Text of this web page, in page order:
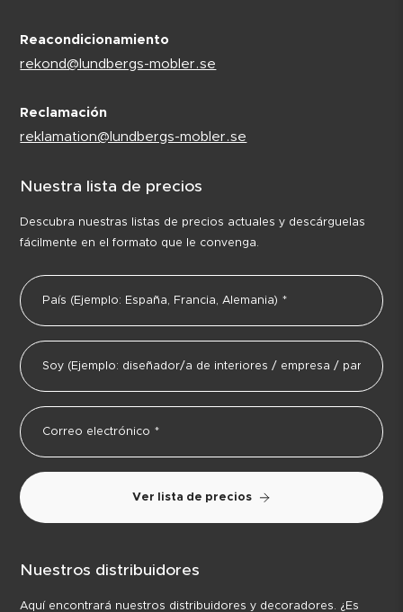
Reacondicionamiento
rekond@lundbergs-mobler.se
Reclamación
reklamation@lundbergs-mobler.se
Nuestra lista de precios
Descubra nuestras listas de precios actuales y descárguelas
fácilmente en el formato que le convenga.
Ver lista de precios
Nuestros distribuidores
Aquí encontrará nuestros distribuidores y decoradores. ¿Es